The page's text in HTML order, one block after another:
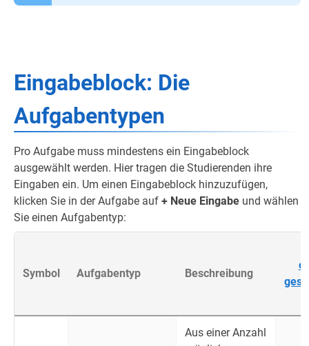
Eingabeblock: Die
Aufgabentypen
Pro Aufgabe muss mindestens ein Eingabeblock
ausgewählt werden. Hier tragen die Studierenden ihre
Eingaben ein. Um einen Eingabeblock hinzuzufügen,
klicken Sie in der Aufgabe auf + Neue Eingabe und wählen
Sie einen Aufgabentyp:
Symbol Aufgabentyp Beschreibung
Aus einer Anzahl